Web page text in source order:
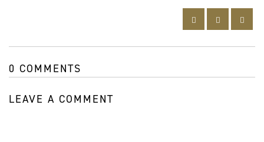
0 COMMENTS
LEAVE A COMMENT